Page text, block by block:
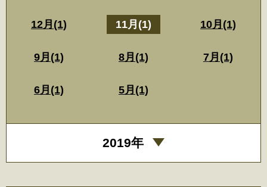
12月(1) 11月(1) 10月(1)
9月(1) 8月(1) 7月(1)
6月(1) 5月(1)
2019年